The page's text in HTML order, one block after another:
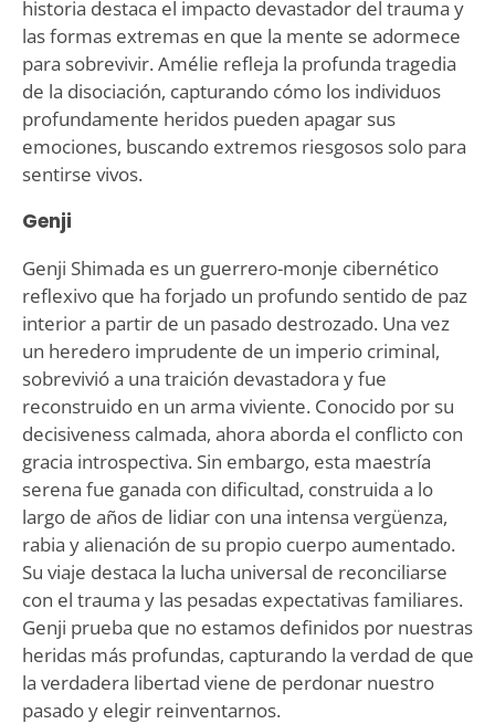
historia destaca el impacto devastador del trauma y
las formas extremas en que la mente se adormece
para sobrevivir. Amélie refleja la profunda tragedia
de la disociación, capturando cómo los individuos
profundamente heridos pueden apagar sus
emociones, buscando extremos riesgosos solo para
sentirse vivos.
Genji
Genji Shimada es un guerrero-monje cibernético
reflexivo que ha forjado un profundo sentido de paz
interior a partir de un pasado destrozado. Una vez
un heredero imprudente de un imperio criminal,
sobrevivió a una traición devastadora y fue
reconstruido en un arma viviente. Conocido por su
decisiveness calmada, ahora aborda el conflicto con
gracia introspectiva. Sin embargo, esta maestría
serena fue ganada con dificultad, construida a lo
largo de años de lidiar con una intensa vergüenza,
rabia y alienación de su propio cuerpo aumentado.
Su viaje destaca la lucha universal de reconciliarse
con el trauma y las pesadas expectativas familiares.
Genji prueba que no estamos definidos por nuestras
heridas más profundas, capturando la verdad de que
la verdadera libertad viene de perdonar nuestro
pasado y elegir reinventarnos.